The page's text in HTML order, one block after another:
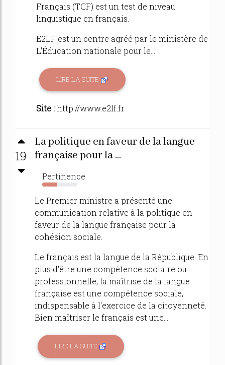
Français (TCF) est un test de niveau
linguistique en français.
E2LF est un centre agréé par le ministère de
L'Éducation nationale pour le...
LIRE LA SUITE
Site :http://www.e2lf.fr
19
La politique en faveur de la langue
française pour la ...
Pertinence
41%
Le Premier ministre a présenté une
communication relative à la politique en
faveur de la langue française pour la
cohésion sociale.
Le français est la langue de la République. En
plus d'être une compétence scolaire ou
professionnelle, la maîtrise de la langue
française est une compétence sociale,
indispensable à l'exercice de la citoyenneté.
Bien maîtriser le français est une...
LIRE LA SUITE